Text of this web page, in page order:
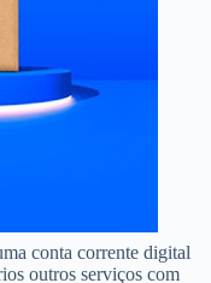
conta corrente digital
outros serviços com